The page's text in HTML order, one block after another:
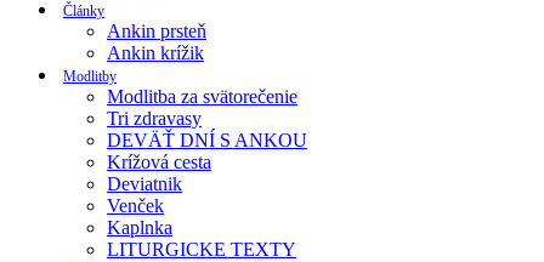
Články
Ankin prsteň
Ankin krížik
Modlitby
Modlitba za svätorečenie
Tri zdravasy
DEVÄŤ DNÍ S ANKOU
Krížová cesta
Deviatnik
Venček
Kaplnka
LITURGICKE TEXTY